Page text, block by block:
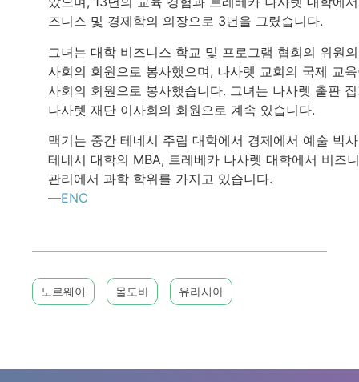
즈니스 및 경제학의 의장으로 3년을 그렸습니다.
그녀는 대학 비즈니스 학교 및 프로그램 협회의 위원
사회의 회원으로 봉사했으며, 나사렛 교회의 국제 교
사회의 회원으로 봉사했습니다. 그녀는 나사렛 출판
나사렛 재단 이사회의 회원으로 계속 있습니다.
맥기는 중간 테네시 주립 대학에서 경제에서 예술 박
테네시 대학의 MBA, 트레베카 나사렛 대학에서 비즈
관리에서 과학 학위를 가지고 있습니다.
—ENC
노르웨이 몰도바 유라시아